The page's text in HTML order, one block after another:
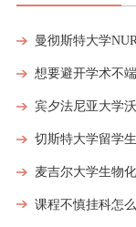
麦吉尔大学生物